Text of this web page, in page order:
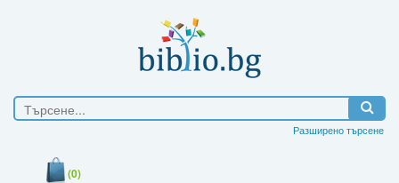
Разширено търсене
(0)